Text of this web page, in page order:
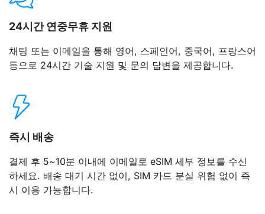
24시간 연중무휴 지원
채팅 또는 이메일을 통해 영어, 스페인어, 중국어, 프랑스어
등으로 24시간 기술 지원 및 문의 답변을 제공합니다.
즉시 배송
결제 후 5~10분 이내에 이메일로 eSIM 세부 정보를 수신
하세요. 배송 대기 시간 없이, SIM 카드 분실 위험 없이 즉
시 이용 가능합니다.